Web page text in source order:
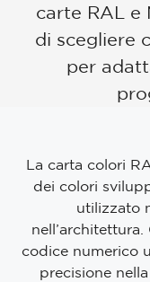
carte RAL e
di scegliere
per
La carta colori
dei colori
utilizzato
codice numerico
precisione